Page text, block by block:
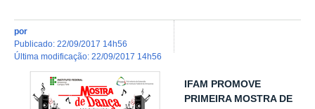
por
publicado: 22/09/2017 14h56
última modificação: 22/09/2017 14h56
IFAM PROMOVE
PRIMEIRA MOSTRA DE